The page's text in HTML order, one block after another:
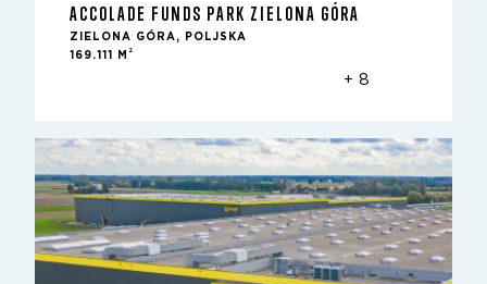
ACCOLADE FUNDS PARK ZIELONA GÓRA
ZIELONA GÓRA, POLJSKA
169.111 M
2
+ 8